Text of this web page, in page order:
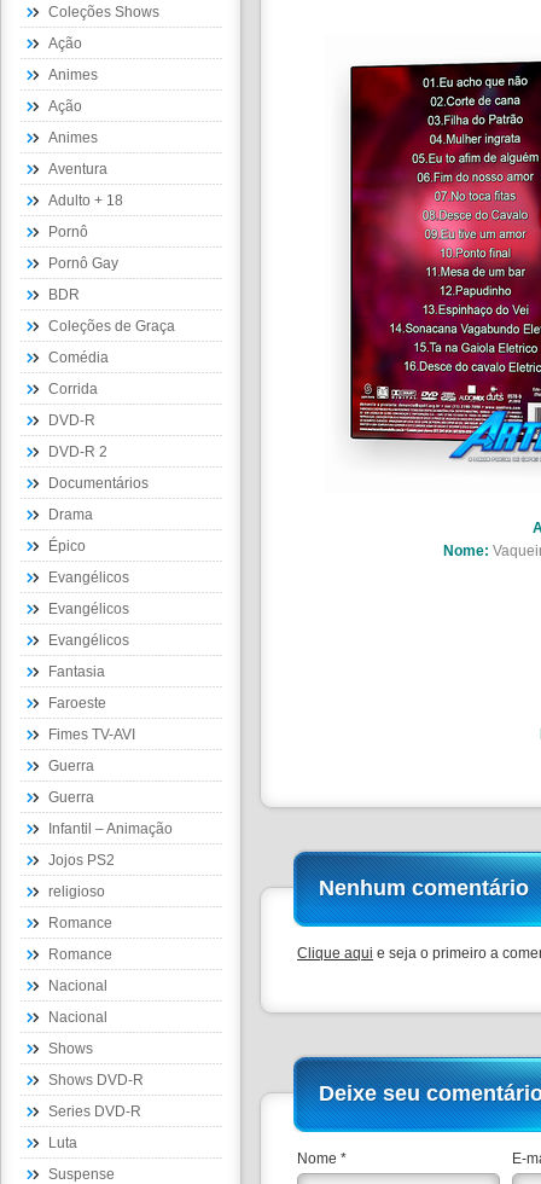
Coleções Shows
Ação
Animes
Ação
Animes
Aventura
Adulto + 18
Pornô
Pornô Gay
BDR
Coleções de Graça
Comédia
Corrida
DVD-R
DVD-R 2
Documentários
Drama
Épico
Evangélicos
Evangélicos
Evangélicos
Fantasia
Faroeste
Fimes TV-AVI
Guerra
Guerra
Infantil – Animação
Jojos PS2
religioso
Romance
Romance
Nacional
Nacional
Shows
Shows DVD-R
Series DVD-R
Luta
Suspense
Nome:
Nenhum comentário
Clique aqui e seja o primeiro a
Deixe seu
Nome * E-